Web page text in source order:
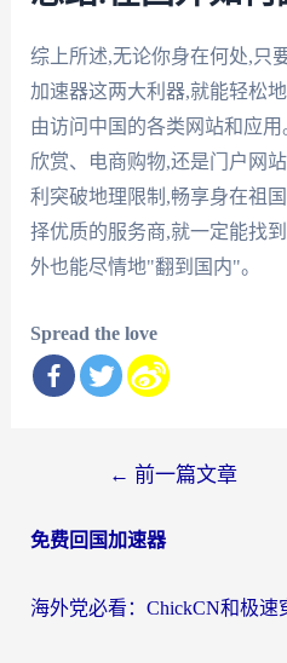
综上所述,无论你身在何处,只
加速器这两大利器,就能轻松
由访问中国的各类网站和应
欣赏、电商购物,还是门户网
利突破地理限制,畅享身在祖
择优质的服务商,就一定能找
外也能尽情地"翻到国内"。
Spread the love
导
← 前一篇文章
免费回国加速器